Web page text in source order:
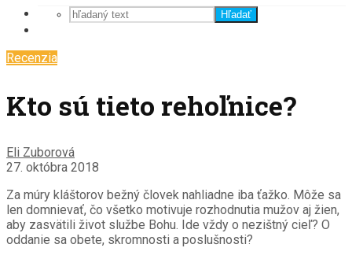
Hľadať
Recenzia
Kto sú tieto rehoľnice?
Eli Zuborová
27. októbra 2018
Za múry kláštorov bežný človek nahliadne iba ťažko. Môže sa
len domnievať, čo všetko motivuje rozhodnutia mužov aj žien,
aby zasvätili život službe Bohu. Ide vždy o nezištný cieľ? O
oddanie sa obete, skromnosti a poslušnosti?